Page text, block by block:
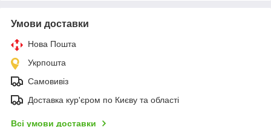
Умови доставки
Нова Пошта
Укрпошта
Самовивіз
Доставка кур'єром по Києву та області
Всі умови доставки